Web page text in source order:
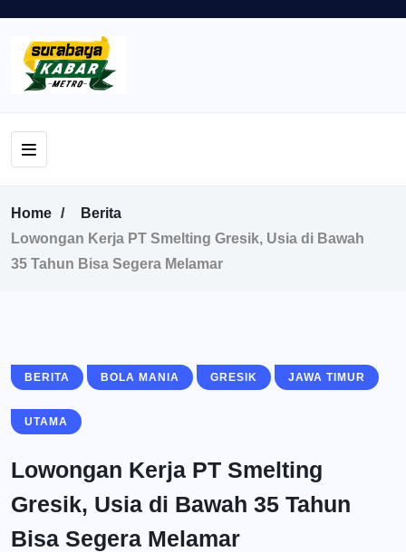
Home
Berita
Lowongan Kerja PT Smelting Gresik, Usia di Bawah
35 Tahun Bisa Segera Melamar
BERITA BOLA MANIA GRESIK JAWA TIMUR
UTAMA
Lowongan Kerja PT Smelting
Gresik, Usia di Bawah 35 Tahun
Bisa Segera Melamar